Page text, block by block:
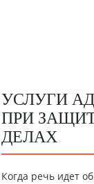
УСЛУГИ
ПРИ
ДЕЛАХ
Когда речь идет